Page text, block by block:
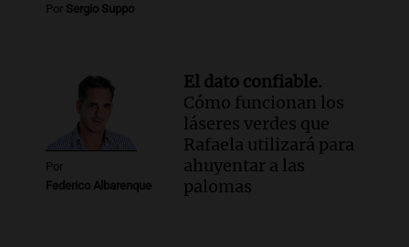
Por Sergio Suppo
Por
Federico Albarenque
El dato confiable.
Cómo funcionan los
láseres verdes que
Rafaela utilizará para
ahuyentar a las
palomas